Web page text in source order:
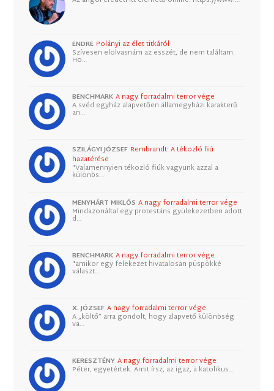
ENDRE Polányi az élet titkáról
Szívesen elolvasnám az esszét, de nem találtam.
Ho…
BENCHMARK A nagy forradalmi terror vége
A svéd egyház alapvetően államegyházi karakterű
an…
SZILÁGYI JÓZSEF Rembrandt: A tékozló fiú
hazatérése
"Valamennyien tékozló fiúk vagyunk azzal a
különbs…
MENYHÁRT MIKLÓS A nagy forradalmi terror vége
Mindazonáltal egy protestáns gyülekezetben adott
d…
BENCHMARK A nagy forradalmi terror vége
"amikor egy felekezet hivatalosan püspökké
választ…
X. JÓZSEF A nagy forradalmi terror vége
A „költő” arra gondolt, hogy alapvető különbség
va…
KERESZTÉNY A nagy forradalmi terror vége
Péter, egyetértek. Amit írsz, az igaz, a katolikus…